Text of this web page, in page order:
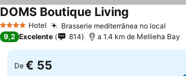
4 EstrelasHotel Brasserie mediterrânea no local
DOMS Boutique Living
9,2 Excelente 814 a 1.4 km de Mellieha Bay
De € 55